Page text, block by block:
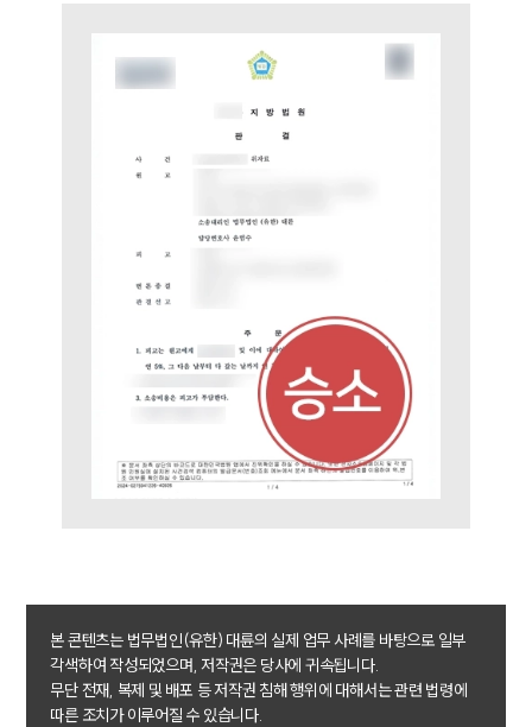
대륜의 강점
오시는 길
고객의 소리
통합검색
AI대륜
업무사례
사례분석/최신동향
이혼 법률정보
법률지식인
이혼소송·상담후기
업무분야
구성원 소개
이혼전문변호사
본 콘텐츠는 법무법인(유한) 대륜의 실제 업무 사례를 바탕으로 일부
각색하여 작성되었으며, 저작권은 당사에 귀속됩니다.
무단 전재, 복제 및 배포 등 저작권 침해 행위에 대해서는 관련 법령에
따른 조치가 이루어질 수 있습니다.